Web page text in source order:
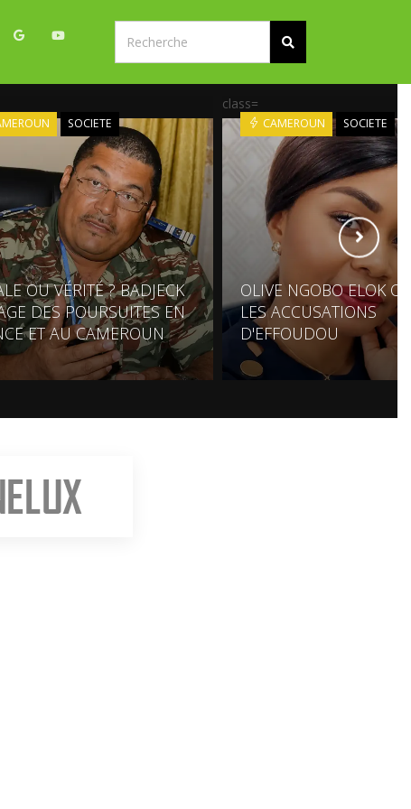
SOCIETE
OU VÉRITÉ ? BADJECK
DES POURSUITES EN
ET AU CAMEROUN
class=
CAMEROUN SOCIETE
OLIVE NGOBO ELOK
LES ACCUSATIONS
D'EFFOUDOU